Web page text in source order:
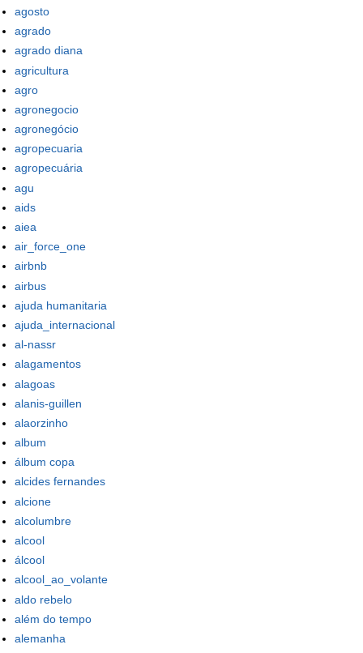
agosto
agrado
agrado diana
agricultura
agro
agronegocio
agronegócio
agropecuaria
agropecuária
agu
aids
aiea
air_force_one
airbnb
airbus
ajuda humanitaria
ajuda_internacional
al-nassr
alagamentos
alagoas
alanis-guillen
alaorzinho
album
álbum copa
alcides fernandes
alcione
alcolumbre
alcool
álcool
alcool_ao_volante
aldo rebelo
além do tempo
alemanha